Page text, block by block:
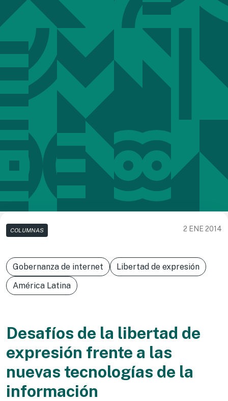
COLUMNAS 2 ENE 2014
Gobernanza de internet
Libertad de expresión
América Latina
Desafíos de la libertad de
expresión frente a las
nuevas tecnologías de la
información